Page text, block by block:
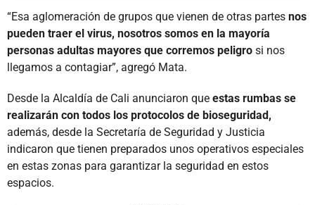
“Esa aglomeración de grupos que vienen de otras partes nos
pueden traer el virus, nosotros somos en la mayoría
personas adultas mayores que corremos peligro si nos
llegamos a contagiar”, agregó Mata.
Desde la Alcaldía de Cali anunciaron que estas rumbas se
realizarán con todos los protocolos de bioseguridad,
además, desde la Secretaría de Seguridad y Justicia
indicaron que tienen preparados unos operativos especiales
en estas zonas para garantizar la seguridad en estos
espacios.